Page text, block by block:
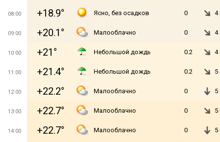
08:00 +18.9° Ясно, без осадков 0 4
09:00 +20.1° Малооблачно 0 4
10:00 +21° Небольшой дождь 0.2 4
11:00 +21.4° Небольшой дождь 0.2 5
12:00 +22.2° Малооблачно 0 5
13:00 +22.7° Малооблачно 0 5
14:00 +22.7° Малооблачно 0 5